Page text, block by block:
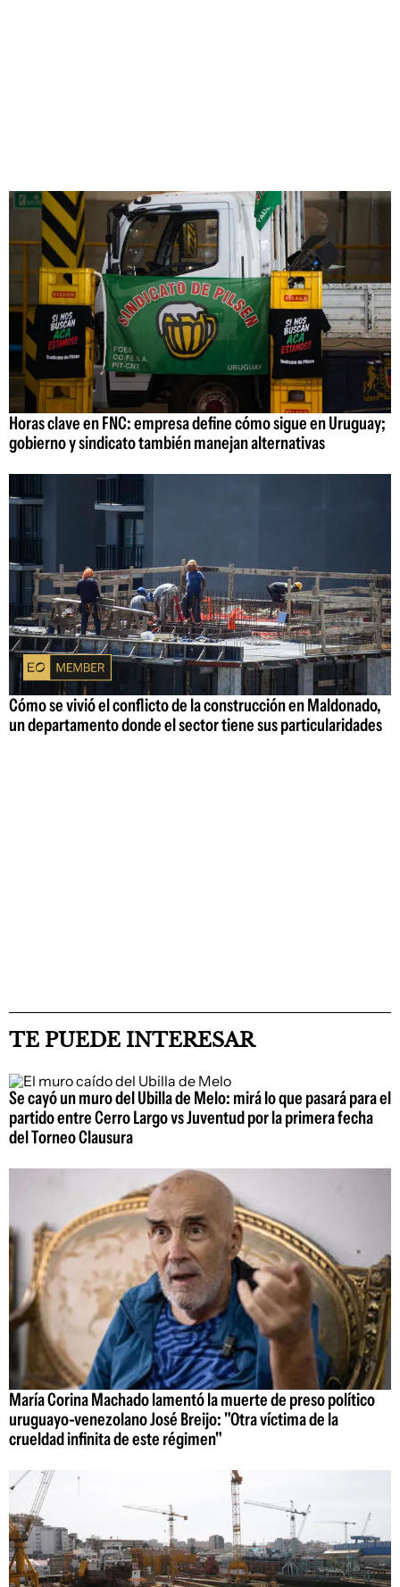
Horas clave en FNC: empresa define cómo sigue en Uruguay;
gobierno y sindicato también manejan alternativas
Cómo se vivió el conflicto de la construcción en Maldonado,
un departamento donde el sector tiene sus particularidades
TE PUEDE INTERESAR
Se cayó un muro del Ubilla de Melo: mirá lo que pasará para el
partido entre Cerro Largo vs Juventud por la primera fecha
del Torneo Clausura
María Corina Machado lamentó la muerte de preso político
uruguayo-venezolano José Breijo: "Otra víctima de la
crueldad infinita de este régimen"